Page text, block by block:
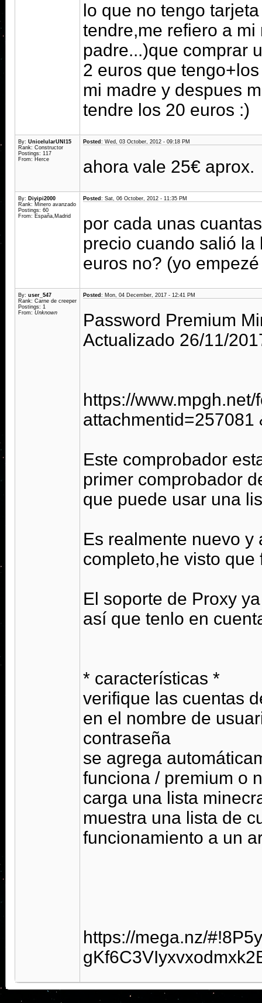
lo que no tengo
tendre,me refiero a mi
padre...)que comprar
2 euros que
mi madre y despues
tendre los 20 euros :)
By: UnicelularUNI15
Rank: Constructor
Postings: 117
From: Herce
Posted : Wed, 03 October, 2012 - 09:18 PM
ahora vale 25€ aprox.
By: Diyipi2000
Rank: Minero avanzado
Postings: 60
From: España,Madrid
Posted : Sat, 06 October, 2012 - 11:35 PM
por cada unas
precio cuando salió la
euros no? (yo
By: user_547
Rank: Carne de creeper
Postings: 1
From: Unknown
Posted : Mon, 04 December, 2017 - 12:41 PM
Password Premium
Actualizado 26/11/
https://
attachmentid=257081
Este comprobador
primer comprobador
que puede usar una
Es realmente nuevo y
completo,he visto
El soporte de Proxy
así que tenlo en
* características *
verifique las cuentas
en el nombre de
contraseña
se agrega
funciona / premium o
carga una lista
muestra una lista de
funcionamiento a un
https://mega.nz/